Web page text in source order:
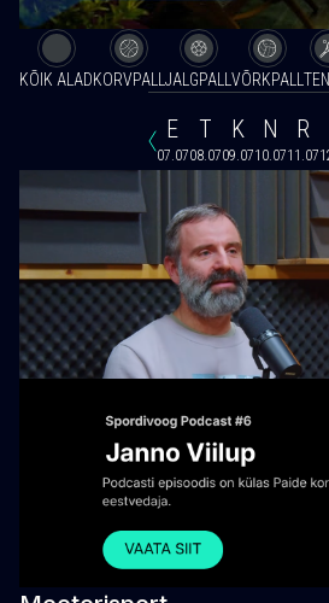
KÕIK ALADKORVPALL JALGPALL VÕRKPALL
E
07.07
T
08.07
K
09.07
N
10.07
R
11.07